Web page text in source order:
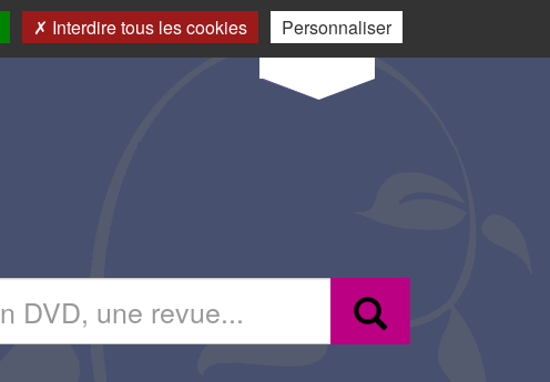
Interdire tous les cookies Personnaliser
Changement
de langue
Mon
compte
Connexion